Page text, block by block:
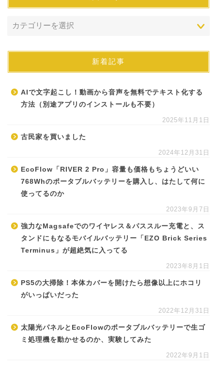
新着記事
AIで文字起こし！動画から音声を無料でテキスト化する
方法（別途アプリのインストールも不要）
2025年11月1日
古民家を買いました
2024年12月31日
EcoFlow「RIVER 2 Pro」容量も価格もちょうどいい
768Whのポータブルバッテリーを購入し、はたして何に
使ってるのか
2023年9月7日
強力なMagsafeでのワイヤレス＆パススルー充電と、ス
タンドにもなるモバイルバッテリー「EZO Brick Series
Terminus」が超絶気に入ってる
2023年8月1日
PS5の大掃除！本体カバーを開けたら想像以上にホコリ
がいっぱいだった
2022年12月31日
太陽光パネルとEcoFlowのポータブルバッテリーで生ゴ
ミ処理機を動かせるのか、実験してみた
2022年9月1日